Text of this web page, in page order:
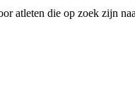
atleten die op zoek zijn